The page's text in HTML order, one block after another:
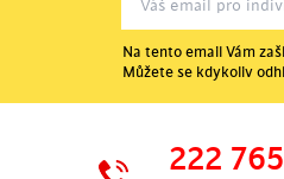
Na tento email Vám
Můžete se kdykoliv
222